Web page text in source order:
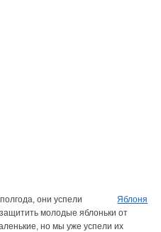
Яблоня
они успели
молодые яблоньки от
но мы уже успели их